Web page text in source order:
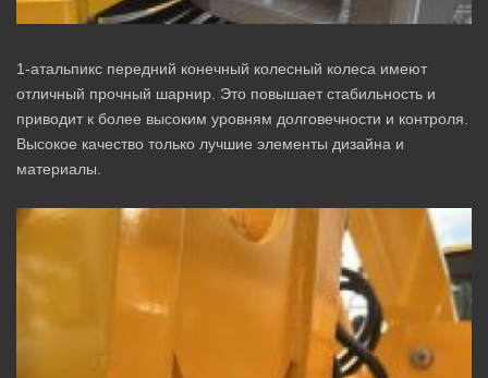
1-атальпикс передний конечный колесный колеса имеют
отличный прочный шарнир. Это повышает стабильность и
приводит к более высоким уровням долговечности и контроля.
Высокое качество только лучшие элементы дизайна и
материалы.